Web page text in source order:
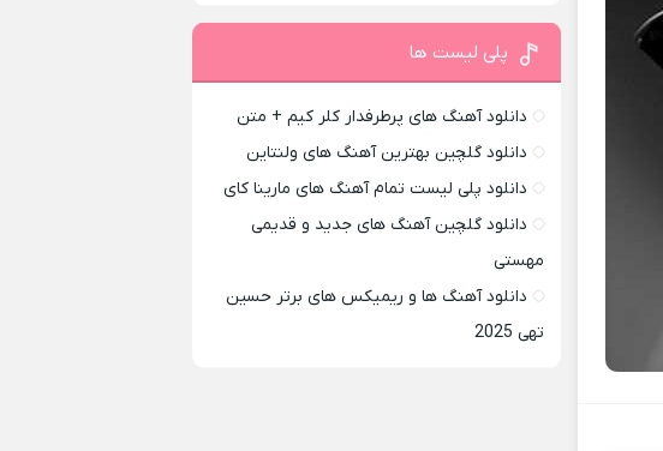
پلی لیست ها
دانلود آهنگ های پرطرفدار کلر کیم + متن
دانلود گلچین بهترین آهنگ های ولنتاین
دانلود پلی لیست تمام آهنگ های مارینا کای
دانلود گلچین آهنگ های جدید و قدیمی
مهستی
دانلود آهنگ ها و ریمیکس های برتر حسین
تهی 2025